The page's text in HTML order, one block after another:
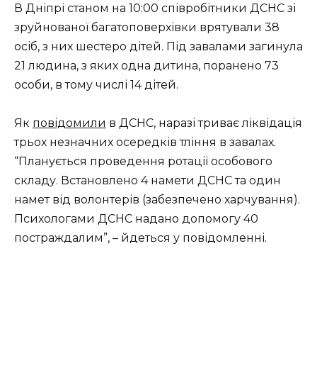
В Дніпрі станом на 10:00 співробітники ДСНС зі
зруйнованої багатоповерхівки врятували 38
осіб, з них шестеро дітей. Під завалами загинула
21 людина, з яких одна дитина, поранено 73
особи, в тому числі 14 дітей.
Як повідомили в ДСНС, наразі триває ліквідація
трьох незначних осередків тління в завалах.
“Планується проведення ротації особового
складу. Встановлено 4 намети ДСНС та один
намет від волонтерів (забезпечено харчування).
Психологами ДСНС надано допомогу 40
постраждалим”, – йдеться у повідомленні.